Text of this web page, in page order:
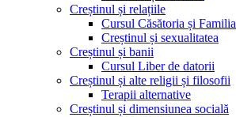
Creștinul și relațiile
Cursul Căsătoria și Familia
Creștinul și sexualitatea
Creștinul și banii
Cursul Liber de datorii
Creștinul și alte religii și filosofii
Terapii alternative
Creștinul și dimensiunea socială